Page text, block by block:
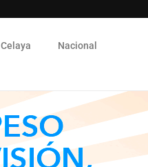
Celaya Nacional